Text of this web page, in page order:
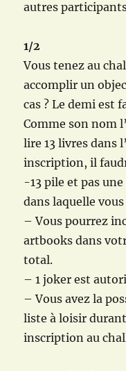
autres
1/2
Vous tenez au
accomplir un
cas ? Le demi est
Comme son nom
lire 13 livres dans
inscription, il
-13 pile et pas
dans laquelle
– Vous pourrez
artbooks dans
total.
– 1 joker est
– Vous avez la
liste à loisir
inscription au